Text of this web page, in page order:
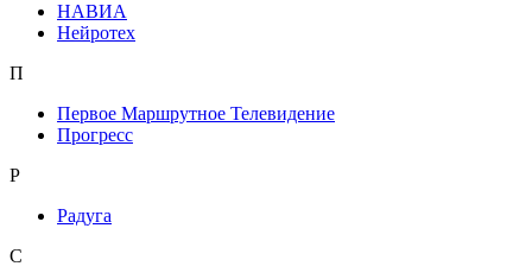
НАВИА
Нейротех
П
Первое Маршрутное Телевидение
Прогресс
Р
Радуга
С